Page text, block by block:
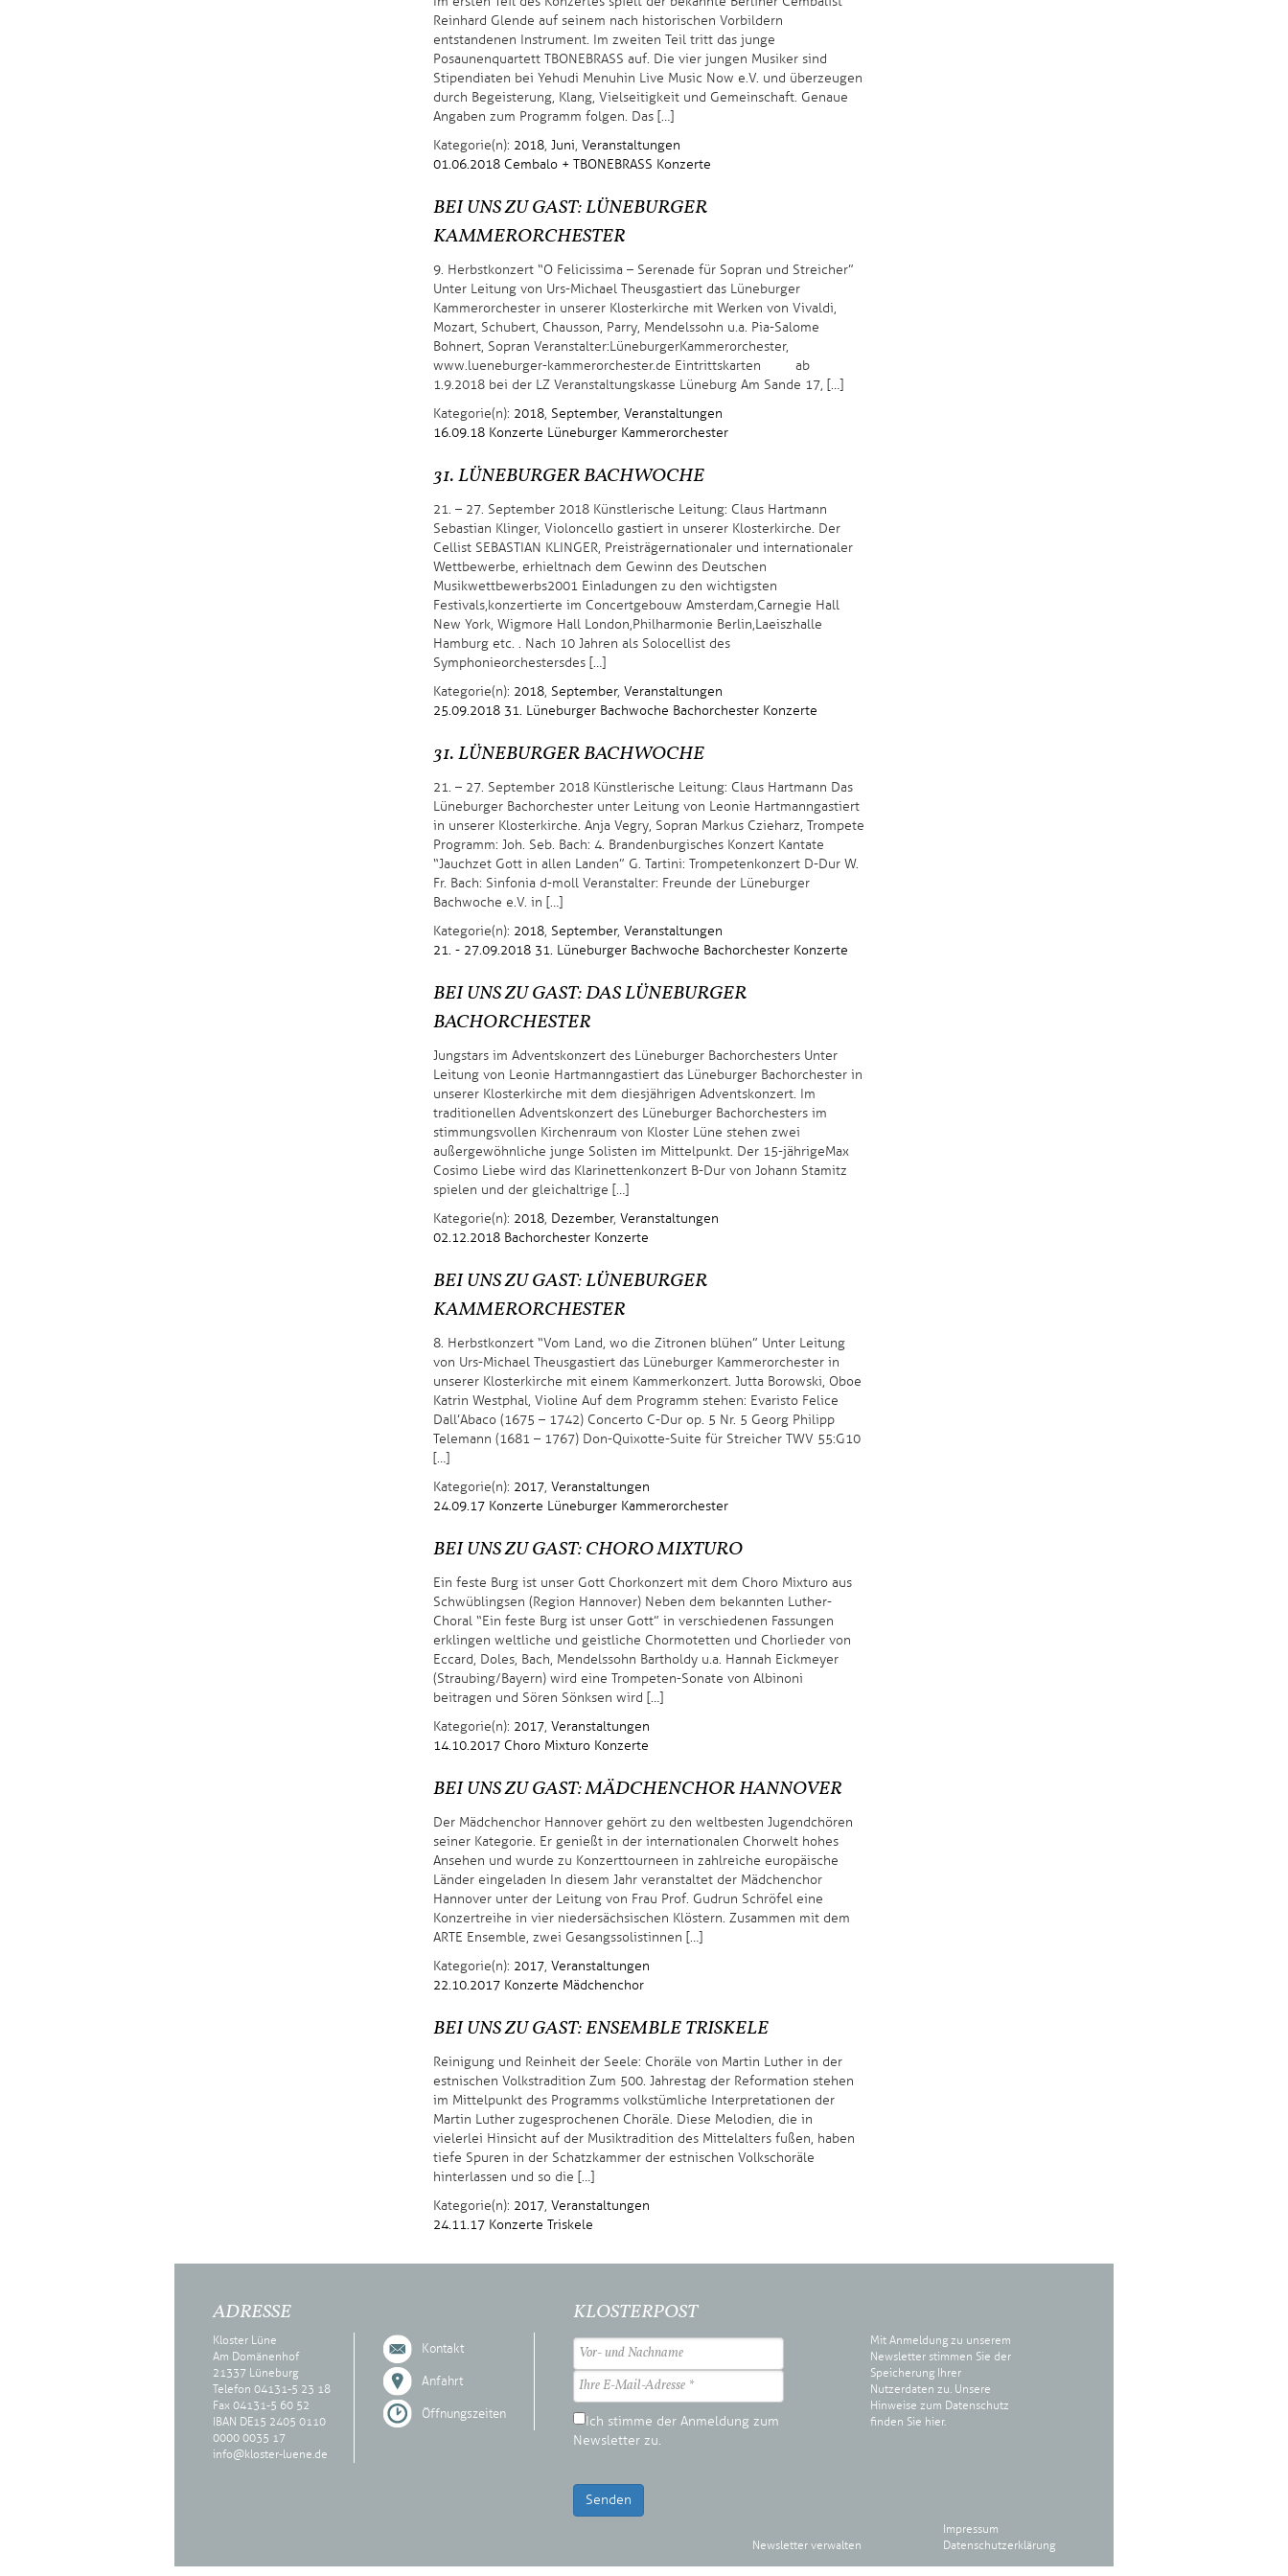
Reinhard Glende auf seinem nach historischen Vorbildern
entstandenen Instrument. Im zweiten Teil tritt das junge
Posaunenquartett TBONEBRASS auf. Die vier jungen Musiker sind
Stipendiaten bei Yehudi Menuhin Live Music Now e.V. und überzeugen
durch Begeisterung, Klang, Vielseitigkeit und Gemeinschaft. Genaue
Angaben zum Programm folgen. Das […]
Kategorie(n): 2018, Juni, Veranstaltungen
01.06.2018 Cembalo + TBONEBRASS Konzerte
BEI UNS ZU GAST: LÜNEBURGER
KAMMERORCHESTER
9. Herbstkonzert “O Felicissima – Serenade für Sopran und Streicher”
Unter Leitung von Urs-Michael Theus gastiert das Lüneburger
Kammerorchester in unserer Klosterkirche mit Werken von Vivaldi,
Mozart, Schubert, Chausson, Parry, Mendelssohn u.a. Pia-Salome
Bohnert, Sopran Veranstalter: Lüneburger Kammerorchester,
www.lueneburger-kammerorchester.de Eintrittskarten ab
1.9.2018 bei der LZ Veranstaltungskasse Lüneburg Am Sande 17, […]
Kategorie(n): 2018, September, Veranstaltungen
16.09.18 Konzerte Lüneburger Kammerorchester
31. LÜNEBURGER BACHWOCHE
21. – 27. September 2018 Künstlerische Leitung: Claus Hartmann
Sebastian Klinger, Violoncello gastiert in unserer Klosterkirche. Der
Cellist SEBASTIAN KLINGER, Preisträger nationaler und internationaler
Wettbewerbe, erhielt nach dem Gewinn des Deutschen
Musikwettbewerbs 2001 Einladungen zu den wichtigsten
Festivals, konzertierte im Concertgebouw Amsterdam, Carnegie Hall
New York, Wigmore Hall London, Philharmonie Berlin, Laeiszhalle
Hamburg etc. . Nach 10 Jahren als Solocellist des
Symphonieorchesters des […]
Kategorie(n): 2018, September, Veranstaltungen
25.09.2018 31. Lüneburger Bachwoche Bachorchester Konzerte
31. LÜNEBURGER BACHWOCHE
21. – 27. September 2018 Künstlerische Leitung: Claus Hartmann Das
Lüneburger Bachorchester unter Leitung von Leonie Hartmann gastiert
in unserer Klosterkirche. Anja Vegry, Sopran Markus Czieharz, Trompete
Programm: Joh. Seb. Bach: 4. Brandenburgisches Konzert Kantate
“Jauchzet Gott in allen Landen” G. Tartini: Trompetenkonzert D-Dur W.
Fr. Bach: Sinfonia d-moll Veranstalter: Freunde der Lüneburger
Bachwoche e.V. in […]
Kategorie(n): 2018, September, Veranstaltungen
21. - 27.09.2018 31. Lüneburger Bachwoche Bachorchester Konzerte
BEI UNS ZU GAST: DAS LÜNEBURGER
BACHORCHESTER
Jungstars im Adventskonzert des Lüneburger Bachorchesters Unter
Leitung von Leonie Hartmann gastiert das Lüneburger Bachorchester in
unserer Klosterkirche mit dem diesjährigen Adventskonzert. Im
traditionellen Adventskonzert des Lüneburger Bachorchesters im
stimmungsvollen Kirchenraum von Kloster Lüne stehen zwei
außergewöhnliche junge Solisten im Mittelpunkt. Der 15-jährige Max
Cosimo Liebe wird das Klarinettenkonzert B-Dur von Johann Stamitz
spielen und der gleichaltrige […]
Kategorie(n): 2018, Dezember, Veranstaltungen
02.12.2018 Bachorchester Konzerte
BEI UNS ZU GAST: LÜNEBURGER
KAMMERORCHESTER
8. Herbstkonzert “Vom Land, wo die Zitronen blühen” Unter Leitung
von Urs-Michael Theus gastiert das Lüneburger Kammerorchester in
unserer Klosterkirche mit einem Kammerkonzert. Jutta Borowski, Oboe
Katrin Westphal, Violine Auf dem Programm stehen: Evaristo Felice
Dall’Abaco (1675 – 1742) Concerto C-Dur op. 5 Nr. 5 Georg Philipp
Telemann (1681 – 1767) Don-Quixotte-Suite für Streicher TWV 55:G10
[…]
Kategorie(n): 2017, Veranstaltungen
24.09.17 Konzerte Lüneburger Kammerorchester
BEI UNS ZU GAST: CHORO MIXTURO
Ein feste Burg ist unser Gott Chorkonzert mit dem Choro Mixturo aus
Schwüblingsen (Region Hannover) Neben dem bekannten Luther-
Choral “Ein feste Burg ist unser Gott” in verschiedenen Fassungen
erklingen weltliche und geistliche Chormotetten und Chorlieder von
Eccard, Doles, Bach, Mendelssohn Bartholdy u.a. Hannah Eickmeyer
(Straubing/Bayern) wird eine Trompeten-Sonate von Albinoni
beitragen und Sören Sönksen wird […]
Kategorie(n): 2017, Veranstaltungen
14.10.2017 Choro Mixturo Konzerte
BEI UNS ZU GAST: MÄDCHENCHOR HANNOVER
Der Mädchenchor Hannover gehört zu den weltbesten Jugendchören
seiner Kategorie. Er genießt in der internationalen Chorwelt hohes
Ansehen und wurde zu Konzerttourneen in zahlreiche europäische
Länder eingeladen In diesem Jahr veranstaltet der Mädchenchor
Hannover unter der Leitung von Frau Prof. Gudrun Schröfel eine
Konzertreihe in vier niedersächsischen Klöstern. Zusammen mit dem
ARTE Ensemble, zwei Gesangssolistinnen […]
Kategorie(n): 2017, Veranstaltungen
22.10.2017 Konzerte Mädchenchor
BEI UNS ZU GAST: ENSEMBLE TRISKELE
Reinigung und Reinheit der Seele: Choräle von Martin Luther in der
estnischen Volkstradition Zum 500. Jahrestag der Reformation stehen
im Mittelpunkt des Programms volkstümliche Interpretationen der
Martin Luther zugesprochenen Choräle. Diese Melodien, die in
vielerlei Hinsicht auf der Musiktradition des Mittelalters fußen, haben
tiefe Spuren in der Schatzkammer der estnischen Volkschoräle
hinterlassen und so die […]
Kategorie(n): 2017, Veranstaltungen
24.11.17 Konzerte Triskele
ADRESSE
Kloster Lüne
Am Domänenhof
21337 Lüneburg
Telefon 04131-5 23 18
Fax 04131-5 60 52
IBAN DE15 2405 0110
0000 0035 17
info@kloster-luene.de
Kontakt
Anfahrt
Öffnungszeiten
KLOSTERPOST
Ich stimme der Anmeldung zum
Newsletter zu.
Senden
Mit Anmeldung zu unserem
Newsletter stimmen Sie der
Speicherung Ihrer
Nutzerdaten zu. Unsere
Hinweise zum Datenschutz
finden Sie hier.
Newsletter verwalten
Impressum
Datenschutzerklärung